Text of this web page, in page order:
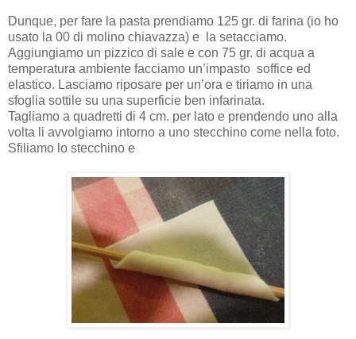
Dunque, per fare la pasta prendiamo 125 gr. di farina (io ho
usato la 00 di molino chiavazza) e la setacciamo.
Aggiungiamo un pizzico di sale e con 75 gr. di acqua a
temperatura ambiente facciamo un’impasto soffice ed
elastico. Lasciamo riposare per un’ora e tiriamo in una
sfoglia sottile su una superficie ben infarinata.
Tagliamo a quadretti di 4 cm. per lato e prendendo uno alla
volta li avvolgiamo intorno a uno stecchino come nella foto.
Sfiliamo lo stecchino e